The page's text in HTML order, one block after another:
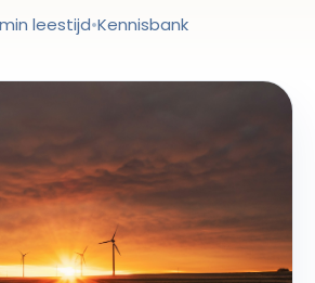
leestijd•Kennisbank